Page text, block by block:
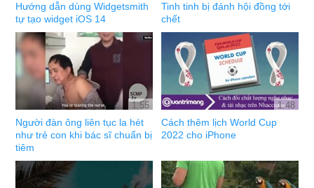
Hướng dẫn dùng Widgetsmith
tự tạo widget iOS 14
Tinh tinh bị đánh hội đồng tới
chết
1:55
Người đàn ông liên tục la hét
như trẻ con khi bác sĩ chuẩn bị
tiêm
1:48
Cách thêm lịch World Cup
2022 cho iPhone